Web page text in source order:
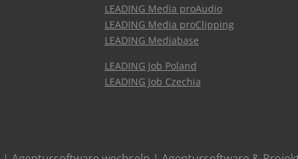
LEADING Media proAudio
LEADING Media proClipping
LEADING Mediabase
LEADING Job Poland
LEADING Job Czechia